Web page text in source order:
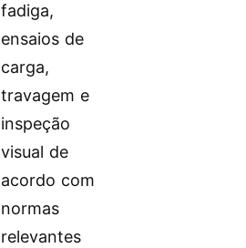
fadiga,
ensaios de
carga,
travagem e
inspeção
visual de
acordo com
normas
relevantes